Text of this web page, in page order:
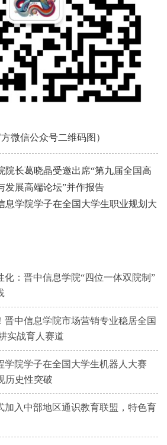
方微信公众号二维码图）
院长葛晓晶受邀出席“第九届全国高
发展高端论坛”并作报告
息学院学子在全国大学生职业规划大
化：晋中信息学院“四位一体双院制”
晋中信息学院市场营销专业稳居全国
实战育人赛道
学院学子在全国大学生机器人大赛
历史性突破
加入中部地区通识教育联盟，特色育